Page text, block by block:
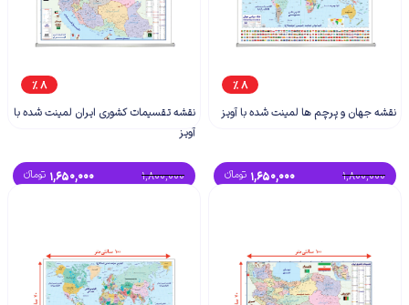
نقشه جهان و پرچم ها لمینت شده با آویز
1,800,000
1,650,000 تومانء
8 %
نقشه تقسیمات کشوری ایران لمینت شده با
آویز
1,800,000
1,650,000 تومانء
8 %